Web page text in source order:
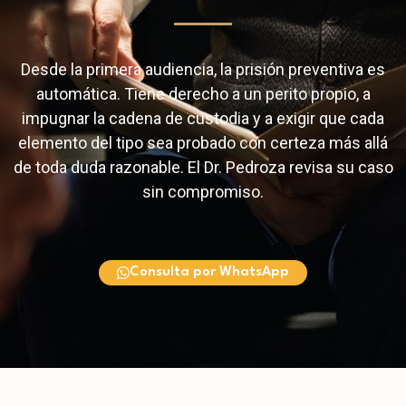
Desde la primera audiencia, la prisión preventiva es
automática. Tiene derecho a un perito propio, a
impugnar la cadena de custodia y a exigir que cada
elemento del tipo sea probado con certeza más allá
de toda duda razonable. El Dr. Pedroza revisa su caso
sin compromiso.
Consulta por WhatsApp